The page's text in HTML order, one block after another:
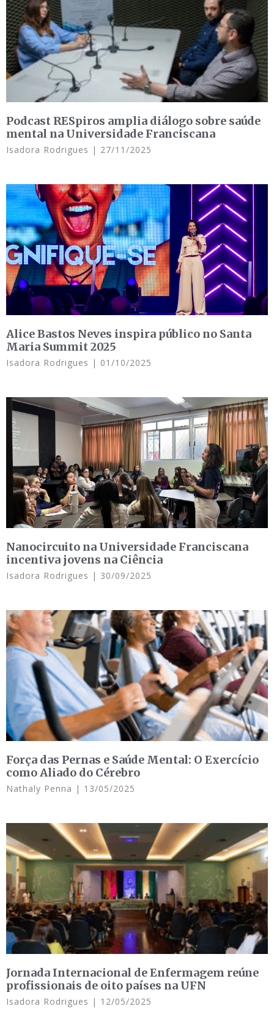
Podcast RESpiros amplia diálogo sobre saúde
mental na Universidade Franciscana
Isadora Rodrigues 27/11/2025
Alice Bastos Neves inspira público no Santa
Maria Summit 2025
Isadora Rodrigues 01/10/2025
Nanocircuito na Universidade Franciscana
incentiva jovens na Ciência
Isadora Rodrigues 30/09/2025
Força das Pernas e Saúde Mental: O Exercício
como Aliado do Cérebro
Nathaly Penna 13/05/2025
Jornada Internacional de Enfermagem reúne
profissionais de oito países na UFN
Isadora Rodrigues 12/05/2025